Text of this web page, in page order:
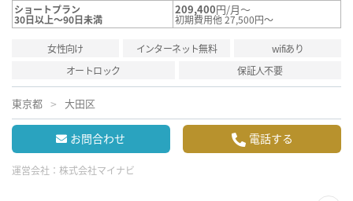
ショートプラン
30日以上～90日未満
209,400円/月～
初期費用他 27,500円～
女性向け インターネット無料
wifiあり
オートロック
保証人不要
東京都 大田区
お問合わせ 電話する
運営会社： 株式会社マイナビ